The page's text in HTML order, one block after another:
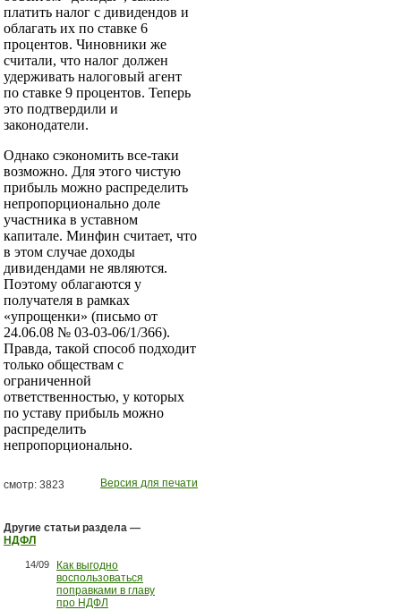
платить налог с дивидендов и
облагать их по ставке 6
процентов. Чиновники же
считали, что налог должен
удерживать налоговый агент
по ставке 9 процентов. Теперь
это подтвердили и
законодатели.
Однако сэкономить все-таки
возможно. Для этого чистую
прибыль можно распределить
не­пропорционально доле
участника в уставном
капитале. Минфин считает, что
в этом случае доходы
дивидендами не являются.
Поэтому облагаются у
получателя в рамках
«упрощенки» (письмо от
24.06.08 № 03-03-06/1/366).
Правда, такой способ подходит
только обществам с
ограниченной
ответственностью, у которых
по уставу прибыль можно
распределить
непропорционально.
смотр: 3823 Версия для печати
Другие статьи раздела —
НДФЛ
14/09
Как выгодно
воспользоваться
поправками в главу
про НДФЛ